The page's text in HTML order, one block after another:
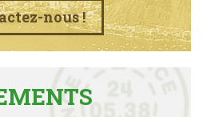
nous !